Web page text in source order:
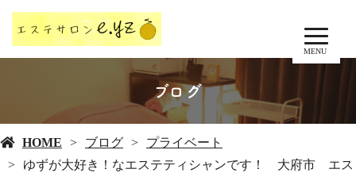
MENU
ブログ
HOME ブログ
プライベート
ゆずが大好き！なエステティシャンです！ 大府市 エス